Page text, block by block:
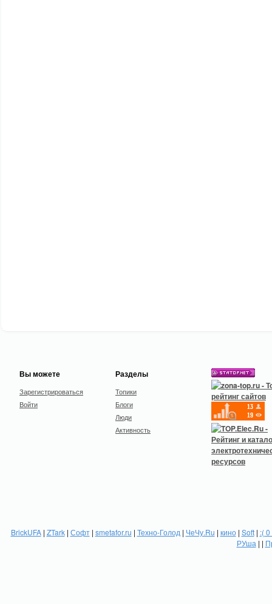
Вы можете
Зарегистрироваться
Войти
Разделы
Топики
Блоги
Люди
Активность
BrickUFA| ZTark| Софт| smetafor.ru | Техно-Голод | ЧеЧу.Ru | кино| Soft| :(
РУша | |